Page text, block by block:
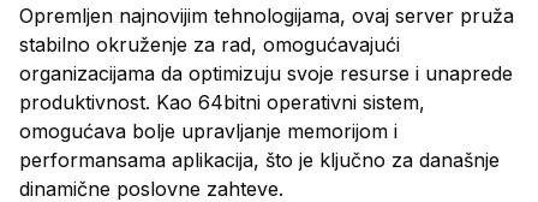
Opremljen najnovijim tehnologijama, ovaj server pruža
stabilno okruženje za rad, omogućavajući
organizacijama da optimizuju svoje resurse i unaprede
produktivnost. Kao 64bitni operativni sistem,
omogućava bolje upravljanje memorijom i
performansama aplikacija, što je ključno za današnje
dinamične poslovne zahteve.